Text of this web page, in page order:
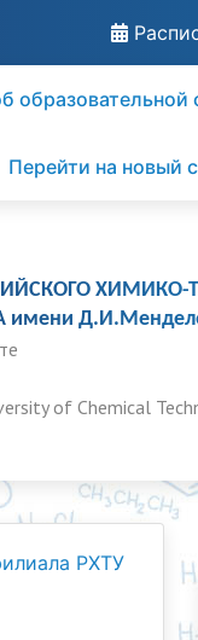
образовательной
Перейти на новый
ХИМИКО-
имени
of Chemical
РХТУ